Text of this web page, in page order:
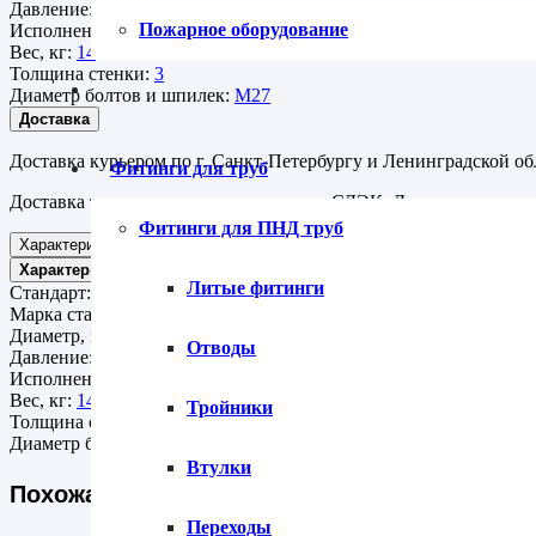
Пожарное оборудование
Фитинги для труб
Фитинги для ПНД труб
Литые фитинги
Отводы
Тройники
Втулки
Переходы
Давление:
Исполнение:под прокладку
Вес, кг: 14
Толщина стенки: 3
Диаметр болтов и шпилек: М27
Доставка
Доставка курьером по г. Санкт-Петербургу и Ленинградской
Доставка транспортными компаниями СДЭК, Деловые линии ,
Характеристики
Характеристики
Стандарт:
АТК 24.200.02-90
Марка стали:
Диаметр, мм:
Давление:
Исполнение:
Вес, кг: 14
Толщина стенки:
Диаметр болтов и шпилек:
Похожая продукция